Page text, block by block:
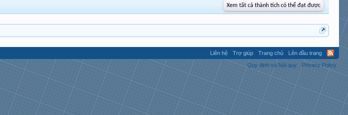
Xem tất cả thành tích có thể đạt được
Liên hệ Trợ giúp Trang chủ
Lên đầu trang
Quy định và Nội quy
Privacy Policy